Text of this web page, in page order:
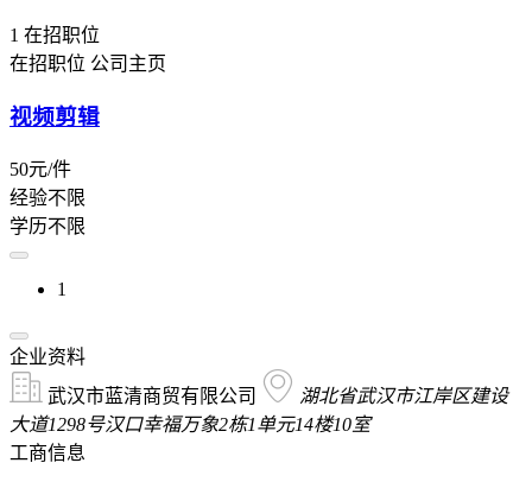
1 在招职位
在招职位 公司主页
视频剪辑
50元/件
经验不限
学历不限
1
企业资料
武汉市蓝清商贸有限公司
湖北省武汉市江岸区建设
大道1298号汉口幸福万象2栋1单元14楼10室
工商信息